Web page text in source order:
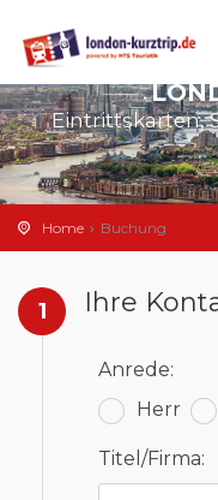
Eintrittskarten,
Home Buchung
1 Ihre
Anrede:
Herr
Titel/Firma: